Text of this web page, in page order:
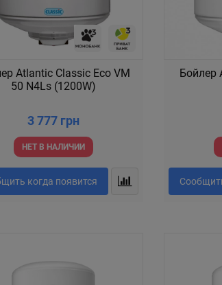
Atlantic Classic Eco VM
50 N4Ls (1200W)
3 777 грн
НЕТ В НАЛИЧИИ
когда появится
Бойлер